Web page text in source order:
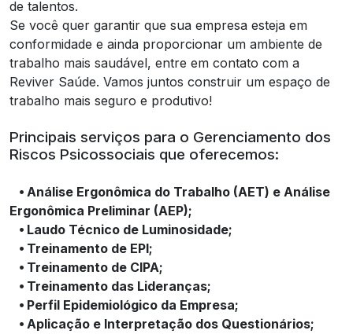
de talentos.
Se você quer garantir que sua empresa esteja em
conformidade e ainda proporcionar um ambiente de
trabalho mais saudável, entre em contato com a
Reviver Saúde. Vamos juntos construir um espaço de
trabalho mais seguro e produtivo!
Principais serviços para o Gerenciamento dos
Riscos Psicossociais que oferecemos:
⦁ Análise Ergonômica do Trabalho (AET) e Análise
Ergonômica Preliminar (AEP);
⦁ Laudo Técnico de Luminosidade;
⦁ Treinamento de EPI;
⦁ Treinamento de CIPA;
⦁ Treinamento das Lideranças;
⦁ Perfil Epidemiológico da Empresa;
⦁ Aplicação e Interpretação dos Questionários;